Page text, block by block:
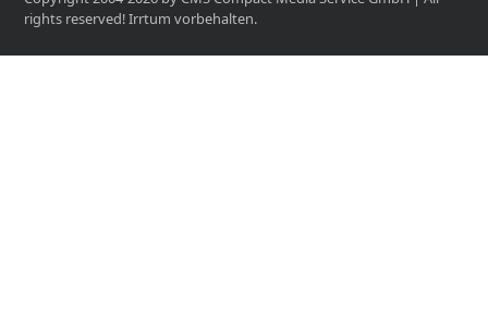
rights reserved! Irrtum vorbehalten.